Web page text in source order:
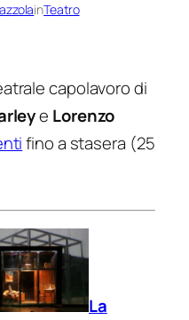
inTeatro
capolavoro di
e Lorenzo
fino a stasera (25
La